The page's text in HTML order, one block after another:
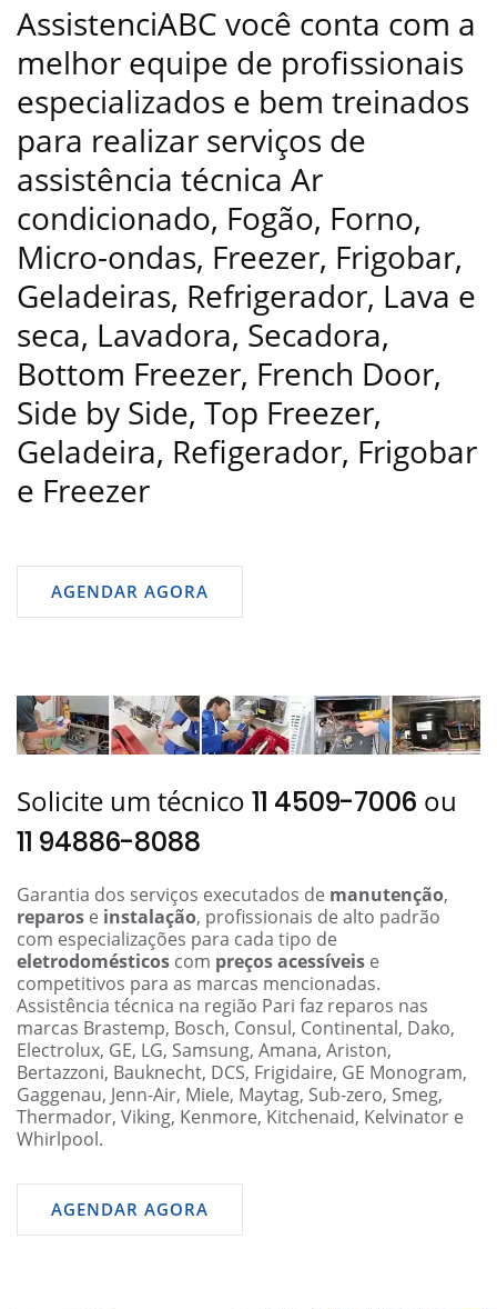
AssistenciABC você conta com a
melhor equipe de profissionais
especializados e bem treinados
para realizar serviços de
assistência técnica Ar
condicionado, Fogão, Forno,
Micro-ondas, Freezer, Frigobar,
Geladeiras, Refrigerador, Lava e
seca, Lavadora, Secadora,
Bottom Freezer, French Door,
Side by Side, Top Freezer,
Geladeira, Refigerador, Frigobar
e Freezer
AGENDAR AGORA
Solicite um técnico 11 4509-7006 ou
11 94886-8088
Garantia dos serviços executados de manutenção,
reparos e instalação, profissionais de alto padrão
com especializações para cada tipo de
eletrodomésticos com preços acessíveis e
competitivos para as marcas mencionadas.
Assistência técnica na região Pari faz reparos nas
marcas Brastemp, Bosch, Consul, Continental, Dako,
Electrolux, GE, LG, Samsung, Amana, Ariston,
Bertazzoni, Bauknecht, DCS, Frigidaire, GE Monogram,
Gaggenau, Jenn-Air, Miele, Maytag, Sub-zero, Smeg,
Thermador, Viking, Kenmore, Kitchenaid, Kelvinator e
Whirlpool.
AGENDAR AGORA